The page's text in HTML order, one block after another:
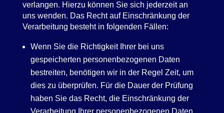
verlangen. Hierzu können Sie sich jederzeit an
uns wenden. Das Recht auf Einschränkung der
Verarbeitung besteht in folgenden Fällen:
Wenn Sie die Richtigkeit Ihrer bei uns
gespeicherten personenbezogenen Daten
bestreiten, benötigen wir in der Regel Zeit, um
dies zu überprüfen. Für die Dauer der Prüfung
haben Sie das Recht, die Einschränkung der
Verarbeitung Ihrer personenbezogenen Daten